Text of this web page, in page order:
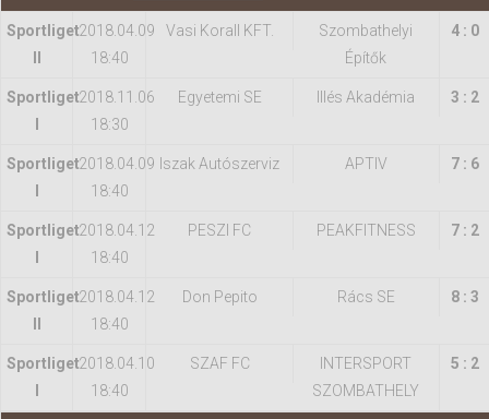
Sportliget2018.04.09
18:40
Vasi Korall KFT.
Szombathelyi
Építők
4 : 0
Sportliget2018.11.06
18:30
Egyetemi SE Illés Akadémia 3 : 2
Sportliget2018.04.09
18:40
Iszak Autószerviz APTIV 7 : 6
Sportliget2018.04.12
18:40
PESZI FC PEAKFITNESS 7 : 2
Sportliget2018.04.12
18:40
Don Pepito Rács SE 8 : 3
Sportliget2018.04.10
18:40
SZAF FC
INTERSPORT
SZOMBATHELY
5 : 2